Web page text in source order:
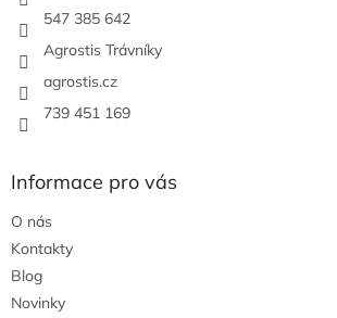
547 385 642
Agrostis Trávníky
agrostis.cz
739 451 169
Informace pro vás
O nás
Kontakty
Blog
Novinky